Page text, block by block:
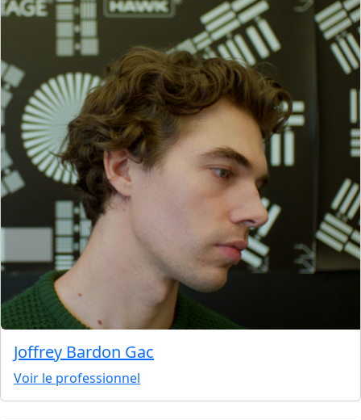
Joffrey Bardon Gac
Voir le professionnel